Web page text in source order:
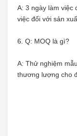
A: 3 ngày làm việc
việc đối với sản
6. Q: MOQ là gì?
A: Thử nghiệm
thương lượng cho